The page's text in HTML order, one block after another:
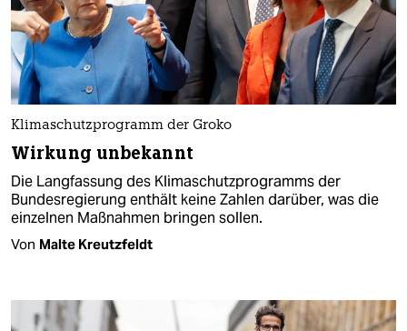
Klimaschutzprogramm der Groko
Wirkung unbekannt
Die Langfassung des Klimaschutzprogramms der
Bundesregierung enthält keine Zahlen darüber, was die
einzelnen Maßnahmen bringen sollen.
Von Malte Kreutzfeldt